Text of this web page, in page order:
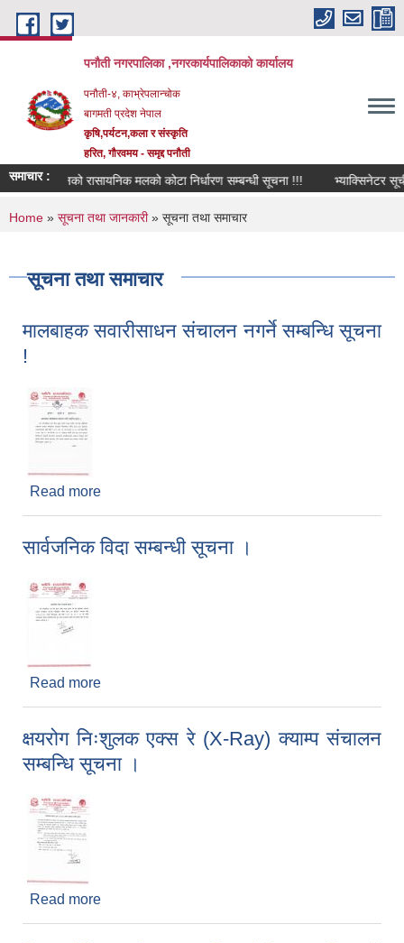
Skip to main content
पनौती नगरपालिका ,नगरकार्यपालिकाको कार्यालय
पनौती-४, काभ्रेपलान्चोक
बागमती प्रदेश नेपाल
कृषि,पर्यटन,कला र संस्कृति
हरित, गौरवमय - समृद्द पनौती
समाचार :
अनुदानको रासायनिक मलको कोटा निर्धारण सम्बन्धी सूचना !!! भ्याक्सिनेटर
You are here
Home » सूचना तथा जानकारी» सूचना तथा समाचार
सूचना तथा समाचार
मालबाहक सवारीसाधन संचालन नगर्ने सम्बन्धि सूचना
!
Read more
सार्वजनिक विदा सम्बन्धी सूचना ।
Read more
क्षयरोग निःशुलक एक्स रे (X-Ray) क्याम्प संचालन
सम्बन्धि सूचना ।
Read more